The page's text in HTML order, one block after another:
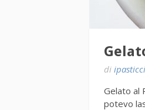
di
Gelato al
potevo